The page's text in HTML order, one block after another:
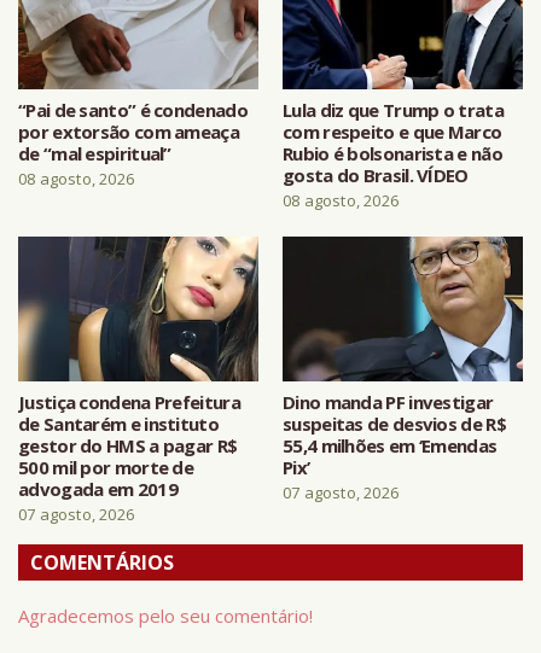
“Pai de santo” é condenado
por extorsão com ameaça
de “mal espiritual”
08 agosto, 2026
Lula diz que Trump o trata
com respeito e que Marco
Rubio é bolsonarista e não
gosta do Brasil. VÍDEO
08 agosto, 2026
Justiça condena Prefeitura
de Santarém e instituto
gestor do HMS a pagar R$
500 mil por morte de
advogada em 2019
07 agosto, 2026
Dino manda PF investigar
suspeitas de desvios de R$
55,4 milhões em ‘Emendas
Pix’
07 agosto, 2026
COMENTÁRIOS
Agradecemos pelo seu comentário!